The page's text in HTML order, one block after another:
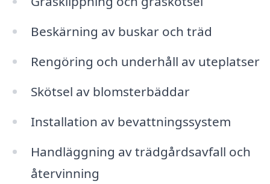
Beskärning av buskar och träd
Rengöring och underhåll av uteplatser
Skötsel av blomsterbäddar
Installation av bevattningssystem
Handläggning av trädgårdsavfall och
återvinning